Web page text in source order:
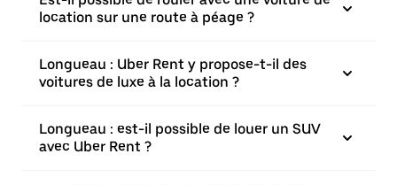
location sur une route à péage ?
Longueau : Uber Rent y propose-t-il des
voitures de luxe à la location ?
Longueau : est-il possible de louer un SUV
avec Uber Rent ?